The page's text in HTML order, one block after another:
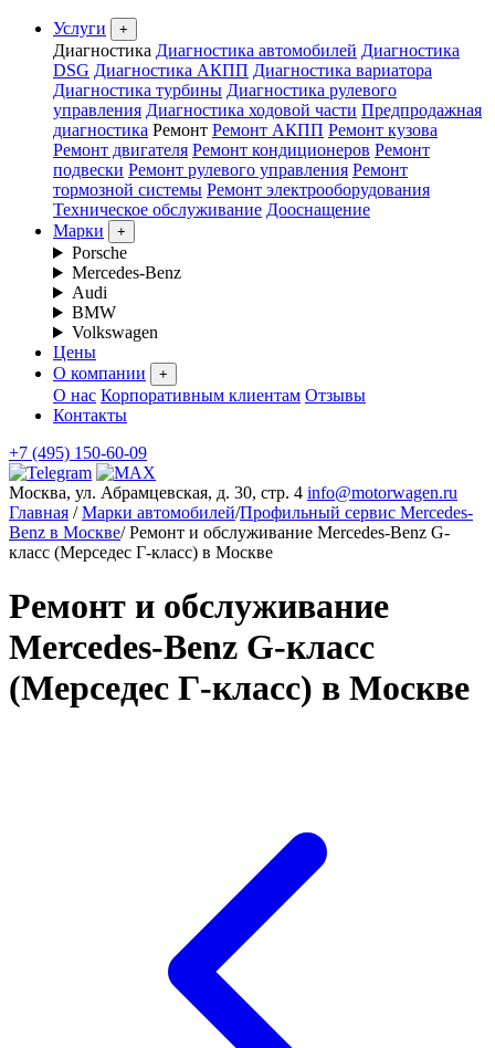
Услуги +
Диагностика Диагностика автомобилей Диагностика
DSG Диагностика АКПП Диагностика вариатора
Диагностика турбины Диагностика рулевого
управления Диагностика ходовой части Предпродажная
диагностика Ремонт Ремонт АКПП Ремонт кузова
Ремонт двигателя Ремонт кондиционеров Ремонт
подвески Ремонт рулевого управления Ремонт
тормозной системы Ремонт электрооборудования
Техническое обслуживание Дооснащение
Марки
+
Porsche
Mercedes-Benz
Audi
BMW
Volkswagen
Цены
О компании
+
О нас Корпоративным клиентам Отзывы
Контакты
+7 (495) 150-60-09
Москва, ул. Абрамцевская, д. 30, стр. 4 info@motorwagen.ru
Главная / Марки автомобилей/Профильный сервис Mercedes-
Benz в Москве/ Ремонт и обслуживание Mercedes-Benz G-
класс (Мерседес Г-класс) в Москве
Ремонт и обслуживание
Mercedes-Benz G-класс
(Мерседес Г-класс) в Москве